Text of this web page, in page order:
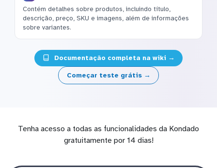
Contém detalhes sobre produtos, incluindo título,
descrição, preço, SKU e imagens, além de informações
sobre variantes.
Documentação completa na wiki →
Começar teste grátis →
Tenha acesso a todas as funcionalidades da Kondado
gratuitamente por 14 dias!